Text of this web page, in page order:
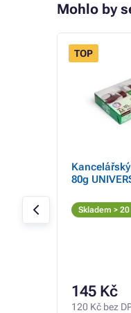
Mohlo by
TOP
80g
Skladem > 20
145 Kč
120 Kč bez